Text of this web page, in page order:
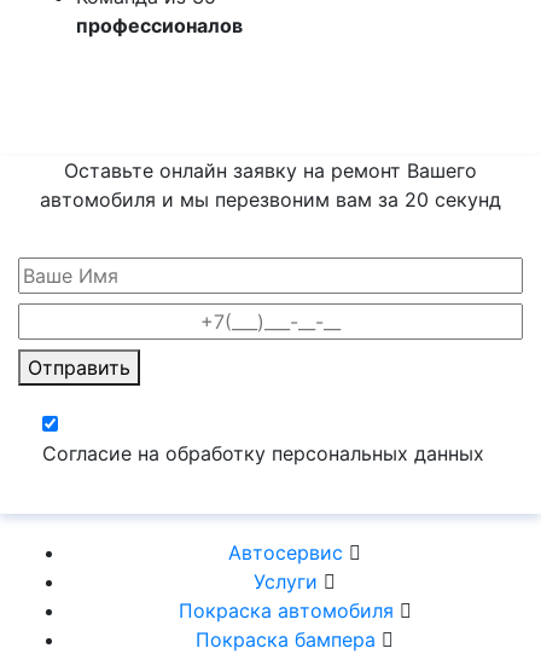
профессионалов
Оставьте онлайн заявку на ремонт Вашего
автомобиля и мы перезвоним вам за 20 секунд
Отправить
Согласие на обработку персональных данных
Автосервис
Услуги
Покраска автомобиля
Покраска бампера